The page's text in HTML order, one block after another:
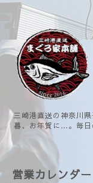
三崎港直送の神奈川
暮、お年賀に…。毎
営業カレンダー